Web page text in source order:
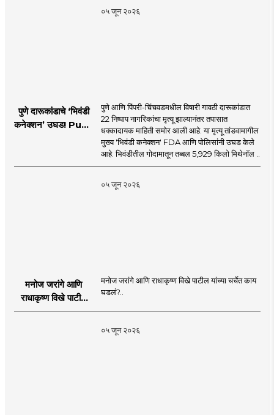
०५ जून २०२६
पुणे दारूकांडाचे ‘भिवंडी
कनेक्शन’ उघड! Pune
पुणे आणि पिंपरी-चिंचवडमधील विषारी गावठी दारूकांडात
22 निष्पाप नागरिकांचा मृत्यू झाल्यानंतर तपासात
धक्कादायक माहिती समोर आली आहे. या मृत्यू तांडवामागील
मुख्य 'भिवंडी कनेक्शन' FDA आणि पोलिसांनी उघड केले
आहे. भिवंडीतील गोदामातून तब्बल 5,929 किलो मिथेनॉल ..
०५ जून २०२६
मनोज जरांगे आणि
राधाकृष्ण विखे पाटील
यांच्या चर्चेत काय घडलं?
मनोज जरांगे आणि राधाकृष्ण विखे पाटील यांच्या चर्चेत काय
घडलं?..
०५ जून २०२६